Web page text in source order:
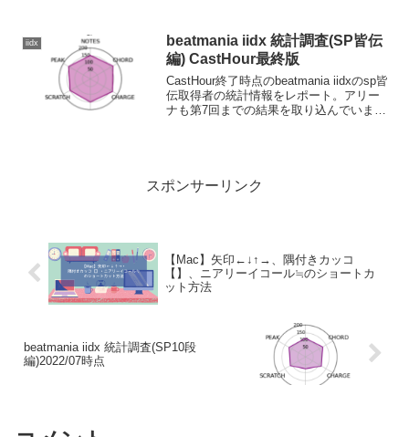
iidx
beatmania iidx 統計調査(SP皆伝
編) CastHour最終版
CastHour終了時点のbeatmania iidxのsp皆
伝取得者の統計情報をレポート。アリー
ナも第7回までの結果を取り込んでいま
スポンサーリンク
【Mac】矢印←↓↑→、隅付きカッコ
【】、ニアリーイコール≒のショートカ
ット方法
beatmania iidx 統計調査(SP10段
編)2022/07時点